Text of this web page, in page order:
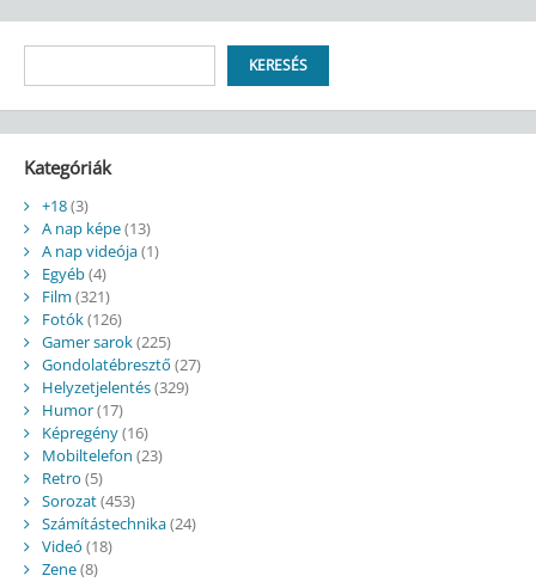
KERESÉS
Kategóriák
+18(3)
A nap képe(13)
A nap videója(1)
Egyéb(4)
Film (321)
Fotók(126)
Gamer sarok(225)
Gondolatébresztő (27)
Helyzetjelentés(329)
Humor(17)
Képregény(16)
Mobiltelefon (23)
Retro (5)
Sorozat(453)
Számítástechnika(24)
Videó (18)
Zene(8)